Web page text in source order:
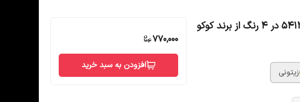
زیتونی
770,000
افزودن به سبد خرید